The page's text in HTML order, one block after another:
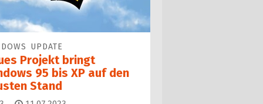
UPDATE
Projekt bringt
95 bis XP auf den
Stand